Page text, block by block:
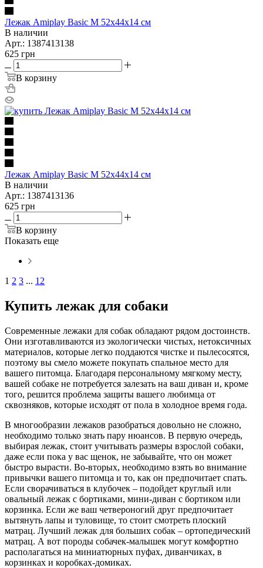
Лежак Amiplay Basic M 52х44х14 см
В наличии
Арт.: 1387413138
625 грн
В корзину
Лежак Amiplay Basic M 52х44х14 см
В наличии
Арт.: 1387413136
625 грн
В корзину
Показать еще
1 2 3 ... 12
Купить лежак для собаки
Современные лежаки для собак обладают рядом достоинств.
Они изготавливаются из экологически чистых, нетоксичных
материалов, которые легко поддаются чистке и пылесосятся,
поэтому вы смело можете покупать спальное место для
вашего питомца. Благодаря персональному мягкому месту,
вашей собаке не потребуется залезать на ваш диван и, кроме
того, решится проблема защиты вашего любимца от
сквозняков, которые исходят от пола в холодное время года.
В многообразии лежаков разобраться довольно не сложно,
необходимо только знать пару нюансов. В первую очередь,
выбирая лежак, стоит учитывать размеры взрослой собаки,
даже если пока у вас щенок, не забывайте, что он может
быстро вырасти. Во-вторых, необходимо взять во внимание
привычки вашего питомца и то, как он предпочитает спать.
Если сворачиваться в клубочек – подойдет круглый или
овальный лежак с бортиками, мини-диван с бортиком или
корзинка. Если же ваш четвероногий друг предпочитает
вытянуть лапы и туловище, то стоит смотреть плоский
матрац. Лучший лежак для больших собак – ортопедический
матрац. А вот породы собачек-малышек могут комфортно
располагаться на миниатюрных пуфах, диванчиках, в
корзинках и коробках-домиках.